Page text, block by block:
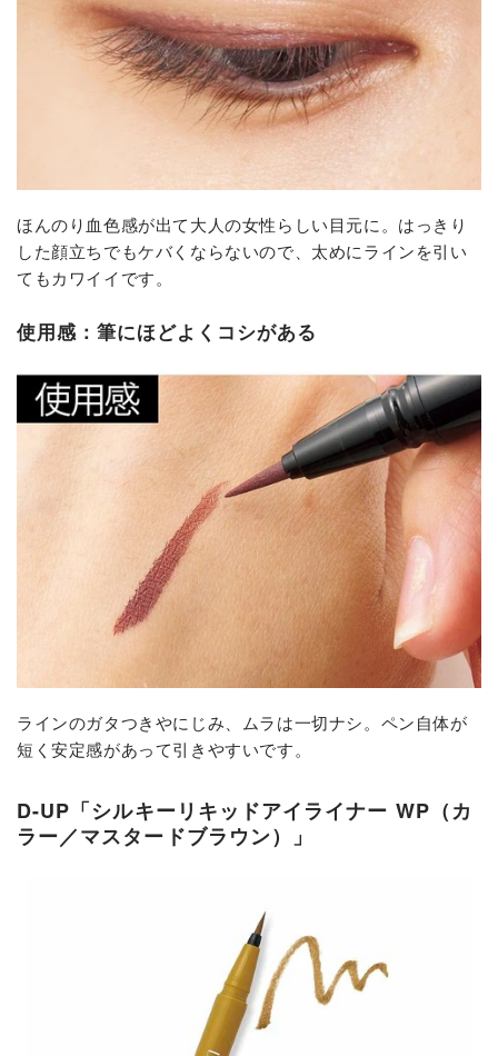
ほんのり血色感が出て大人の女性らしい目元に。はっきり
した顔立ちでもケバくならないので、太めにラインを引い
てもカワイイです。
使用感：筆にほどよくコシがある
ラインのガタつきやにじみ、ムラは一切ナシ。ペン自体が
短く安定感があって引きやすいです。
D-UP「シルキーリキッドアイライナー WP（カ
ラー／マスタードブラウン）」